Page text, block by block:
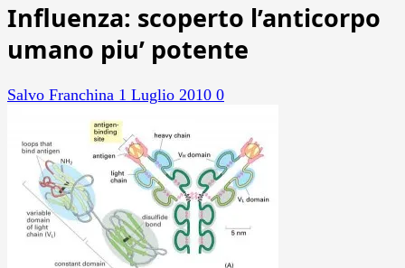
Influenza: scoperto l’anticorpo
umano piu’ potente
Salvo Franchina 1 Luglio 2010 0